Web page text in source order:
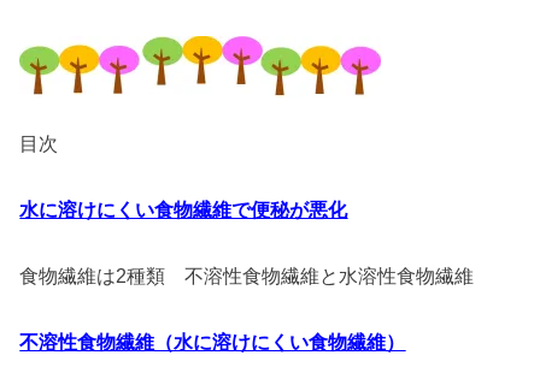
目次
水に溶けにくい食物繊維で便秘が悪化
食物繊維は2種類 不溶性食物繊維と水溶性食物繊維
不溶性食物繊維（水に溶けにくい食物繊維）